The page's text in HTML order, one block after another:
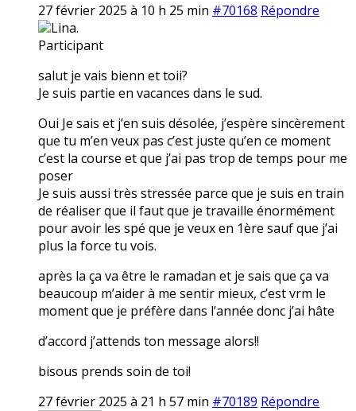
27 février 2025 à 10 h 25 min #70168 Répondre
Lina.
Participant
salut je vais bienn et toii?
Je suis partie en vacances dans le sud.
Oui Je sais et j’en suis désolée, j’espère sincèrement
que tu m’en veux pas c’est juste qu’en ce moment
c’est la course et que j’ai pas trop de temps pour me
poser
Je suis aussi très stressée parce que je suis en train
de réaliser que il faut que je travaille énormément
pour avoir les spé que je veux en 1ère sauf que j’ai
plus la force tu vois.
après la ça va être le ramadan et je sais que ça va
beaucoup m’aider à me sentir mieux, c’est vrm le
moment que je préfère dans l’année donc j’ai hâte
d’accord j’attends ton message alors!!
bisous prends soin de toi!
27 février 2025 à 21 h 57 min #70189 Répondre